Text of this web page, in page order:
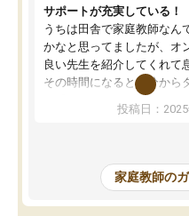
サポートが充実している！
うちは田舎で家庭教師なん
かなと思ってましたが、オ
良い先生を紹介してくれて
その時間になると自分から
を開いてzoomを繋げるよう
た！5科目なんでもOKなの
めて1年ほどだった今では
科目が増えてきました！あ
であるので無料の週末教室
投稿日：
家庭教師の